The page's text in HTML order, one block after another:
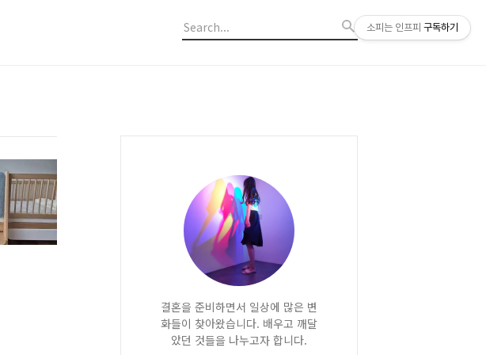
결혼을 준비하면서 일상에 많은 변
화들이 찾아왔습니다. 배우고 깨달
았던 것들을 나누고자 합니다.
소피는 인프피 구독하기